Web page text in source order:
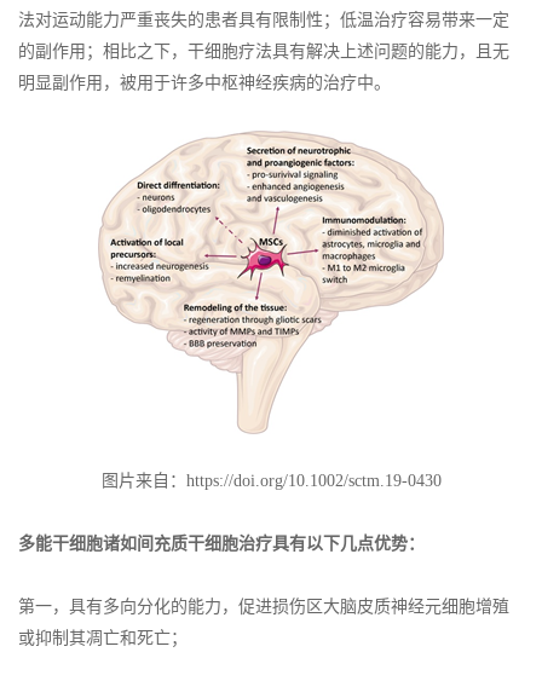
法对运动能力严重丧失的患者具有限制性；低温治疗容易带来一定
的副作用；相比之下，干细胞疗法具有解决上述问题的能力，且无
明显副作用，被用于许多中枢神经疾病的治疗中。
图片来自：https://doi.org/10.1002/sctm.19-0430
多能干细胞诸如间充质干细胞治疗具有以下几点优势：
第一，具有多向分化的能力，促进损伤区大脑皮质神经元细胞增殖
或抑制其凋亡和死亡；